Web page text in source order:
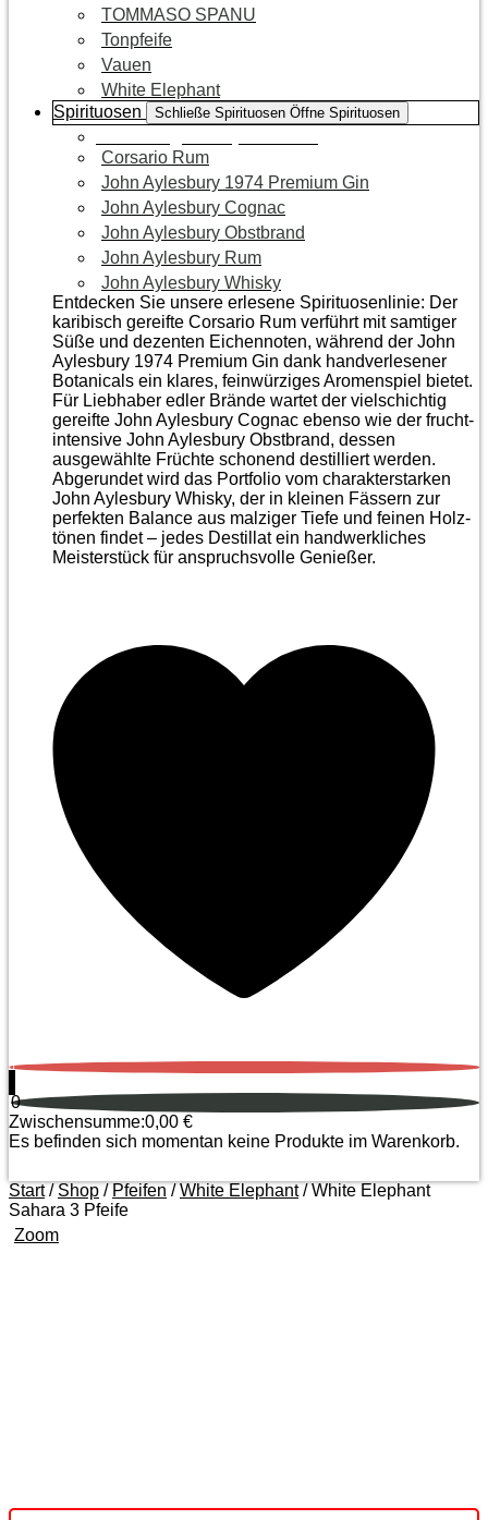
TOMMASO SPANU
Tonpfeife
Vauen
White Elephant
Spirituosen
Schließe Spirituosen Öffne Spirituosen
Corsario Rum
John Aylesbury 1974 Premium Gin
John Aylesbury Cognac
John Aylesbury Obstbrand
John Aylesbury Rum
John Aylesbury Whisky
Entdecken Sie unsere erlesene Spirituosenlinie: Der
karibisch gereifte Corsario Rum verführt mit samtiger
Süße und dezenten Eichen­noten, während der John
Aylesbury 1974 Premium Gin dank handverlesener
Botanicals ein klares, feinwürziges Aromenspiel bietet.
Für Liebhaber edler Brände wartet der vielschichtig
gereifte John Aylesbury Cognac ebenso wie der frucht­
intensive John Aylesbury Obstbrand, dessen
ausgewählte Früchte schonend destilliert werden.
Abgerundet wird das Portfolio vom charakterstarken
John Aylesbury Whisky, der in kleinen Fässern zur
perfekten Balance aus malziger Tiefe und feinen Holz­
tönen findet – jedes Destillat ein handwerkliches
Meister­stück für anspruchsvolle Genießer.
0
0
Zwischensumme:0,00 €
Es befinden sich momentan keine Produkte im Warenkorb.
Start/ Shop / Pfeifen /White Elephant/ White Elephant
Sahara 3 Pfeife
Zoom